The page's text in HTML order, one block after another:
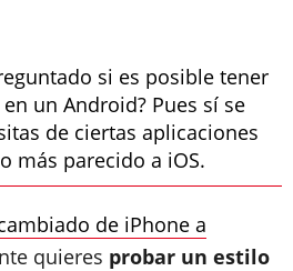
si es posible tener
un Android? Pues sí se
de ciertas aplicaciones
más parecido a iOS.
de iPhone a
quieres probar un estilo